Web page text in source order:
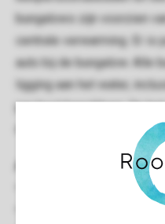
bungalows zijn voorzien
centrale verwarming. Er is
auto bij de bungalow. Alle
ligging aan het water,
per boot bereikbaar. Op